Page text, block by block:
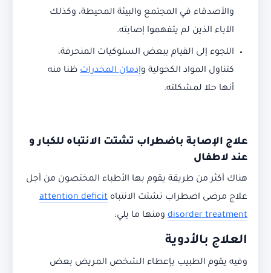
والأصدقاء في المجتمع والبيئة المحيطة، وكذلك
الآباء الذين لم يتفهموا إصابته.
اللجوء إلى القيام ببعض السلوكيات المنحرفة،
كتناول المواد الكحولية وإدمان المخدرات ظنا منه
أنها حلا لمشكلته.
علاج الإصابة باضطراب تشتت الانتباه للكبار و
عند لاطفال
هناك أكثر من طريقة يقوم بها الأطباء المختصون من أجل
علاج مرضى اضطراب تشتت الانتباه attention deficit
disorder treatment ومنها ما يلي:
العلاج بالأدوية
وفيه يقوم الطبيب بإعطاء الشخص المريض بعض